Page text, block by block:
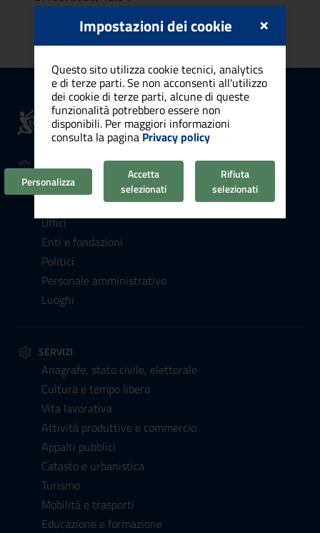
Comune di
Cagliari
AMMINISTRAZIONE
Organi di governo
Aree amministrative
Uffici
Enti e fondazioni
Politici
Personale amministrativo
Luoghi
SERVIZI
Anagrafe, stato civile, elettorale
Cultura e tempo libero
Vita lavorativa
Attività produttive e commercio
Appalti pubblici
Catasto e urbanistica
Turismo
Mobilità e trasporti
Educazione e formazione
×
Impostazioni dei cookie
Questo sito utilizza cookie tecnici, analytics
e di terze parti. Se non acconsenti all'utilizzo
dei cookie di terze parti, alcune di queste
funzionalità potrebbero essere non
disponibili. Per maggiori informazioni
consulta la pagina Privacy policy
Personalizza
Accetta
selezionati
Rifiuta
selezionati